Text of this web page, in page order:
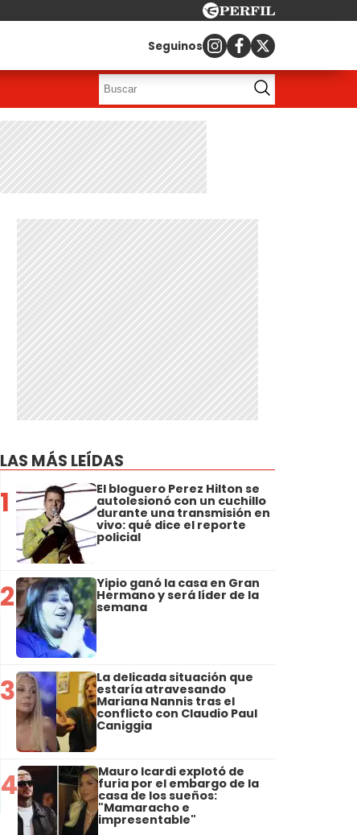
Seguinos
LAS MÁS LEÍDAS
1 El bloguero Perez Hilton se
autolesionó con un cuchillo
durante una transmisión en
vivo: qué dice el reporte
policial
2 Yipio ganó la casa en Gran
Hermano y será líder de la
semana
3 La delicada situación que
estaría atravesando
Mariana Nannis tras el
conflicto con Claudio Paul
Caniggia
4 Mauro Icardi explotó de
furia por el embargo de la
casa de los sueños:
"Mamaracho e
impresentable"